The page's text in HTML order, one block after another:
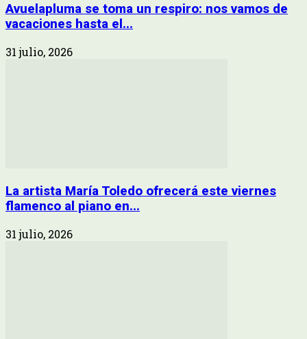
Avuelapluma se toma un respiro: nos vamos de
vacaciones hasta el...
31 julio, 2026
La artista María Toledo ofrecerá este viernes
flamenco al piano en...
31 julio, 2026